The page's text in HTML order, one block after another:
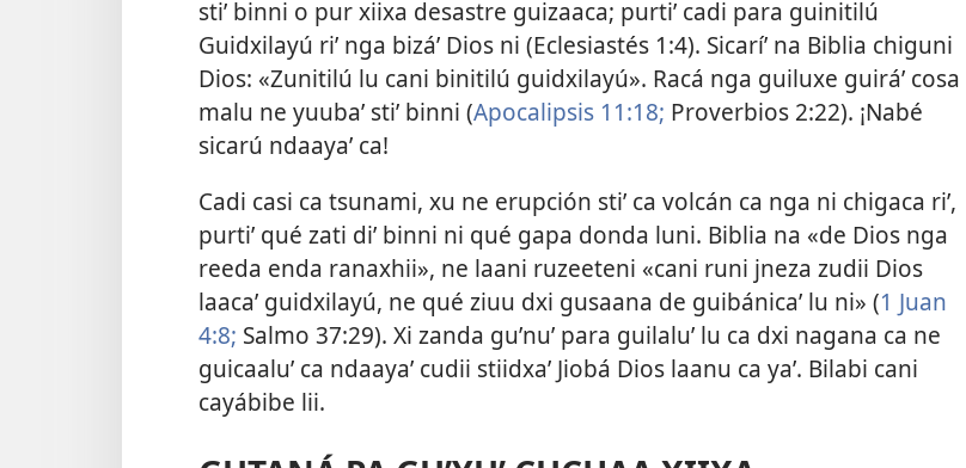
stiʼ binni o pur xiixa desastre guizaaca; purtiʼ cadi para guinitilú
Guidxilayú riʼ nga bizáʼ Dios ni (Eclesiastés 1:4). Sicaríʼ na Biblia chiguni
Dios: «Zunitilú lu cani binitilú guidxilayú». Racá nga guiluxe guiráʼ cosa
malu ne yuubaʼ stiʼ binni (Apocalipsis 11:18; Proverbios 2:22). ¡Nabé
sicarú ndaayaʼ ca!
Cadi casi ca tsunami, xu ne erupción stiʼ ca volcán ca nga ni chigaca riʼ,
purtiʼ qué zati diʼ binni ni qué gapa donda luni. Biblia na «de Dios nga
reeda enda ranaxhii», ne laani ruzeeteni «cani runi jneza zudii Dios
laacaʼ guidxilayú, ne qué ziuu dxi gusaana de guibánicaʼ lu ni» (1 Juan
4:8; Salmo 37:29). Xi zanda guʼnuʼ para guilaluʼ lu ca dxi nagana ca ne
guicaaluʼ ca ndaayaʼ cudii stiidxaʼ Jiobá Dios laanu ca yaʼ. Bilabi cani
cayábibe lii.